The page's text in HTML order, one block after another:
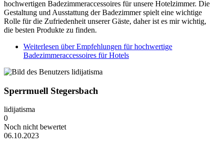
hochwertigen Badezimmeraccessoires für unsere Hotelzimmer. Die
Gestaltung und Ausstattung der Badezimmer spielt eine wichtige
Rolle für die Zufriedenheit unserer Gäste, daher ist es mir wichtig,
die besten Produkte zu finden.
Weiterlesen über Empfehlungen für hochwertige
Badezimmeraccessoires für Hotels
Sperrmuell Stegersbach
lidijatisma
0
Noch nicht bewertet
06.10.2023